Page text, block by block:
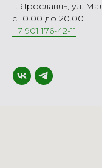
г. Ярославль, ул.
с 10.00 до 20.00
+7 901 176-42-11